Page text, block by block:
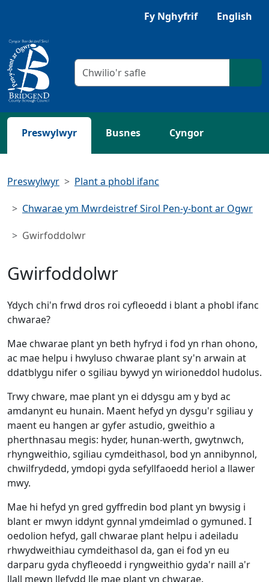
Gwrandewch gyda Browsealoud
Fy Nghyfrif English
Meini prawf chwilio
Preswylwyr Busnes Cyngor
Preswylwyr Plant a phobl ifanc
Chwarae ym Mwrdeistref Sirol Pen-y-bont ar Ogwr
Gwirfoddolwr
Gwirfoddolwr
Ydych chi'n frwd dros roi cyfleoedd i blant a phobl ifanc
chwarae?
Mae chwarae plant yn beth hyfryd i fod yn rhan ohono,
ac mae helpu i hwyluso chwarae plant sy'n arwain at
ddatblygu nifer o sgiliau bywyd yn wirioneddol hudolus.
Trwy chware, mae plant yn ei ddysgu am y byd ac
amdanynt eu hunain. Maent hefyd yn dysgu'r sgiliau y
maent eu hangen ar gyfer astudio, gweithio a
pherthnasau megis: hyder, hunan-werth, gwytnwch,
rhyngweithio, sgiliau cymdeithasol, bod yn annibynnol,
chwilfrydedd, ymdopi gyda sefyllfaoedd heriol a llawer
mwy.
Mae hi hefyd yn gred gyffredin bod plant yn bwysig i
blant er mwyn iddynt gynnal ymdeimlad o gymuned. I
oedolion hefyd, gall chwarae plant helpu i adeiladu
rhwydweithiau cymdeithasol da, gan ei fod yn eu
darparu gyda chyfleoedd i ryngweithio gyda'r naill a'r
llall mewn llefydd lle mae plant yn chwarae.